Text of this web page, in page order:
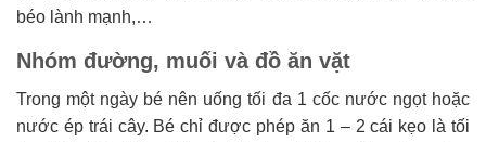
béo lành mạnh,…
Nhóm đường, muối và đồ ăn vặt
Trong một ngày bé nên uống tối đa 1 cốc nước ngọt hoặc
nước ép trái cây. Bé chỉ được phép ăn 1 – 2 cái kẹo là tối